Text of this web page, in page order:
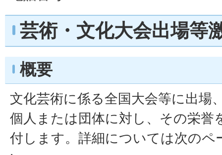
芸術・文化大会出場等
概要
文化芸術に係る全国大会等に出場
個人または団体に対し、その栄誉
付します。詳細については次のペ